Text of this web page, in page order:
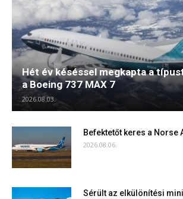
Hét év késéssel megkapta a
a Boeing 737 MAX 7
2026.08.03.
Befektetőt keres a Norse
2026.08.06.
Sérült az elkülönítési